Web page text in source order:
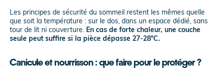
Les principes de sécurité du sommeil restent les mêmes quelle
que soit la température : sur le dos, dans un espace dédié, sans
tour de lit ni couverture. En cas de forte chaleur, une couche
seule peut suffire si la pièce dépasse 27-28°C.
Canicule et nourrisson : que faire pour le protéger ?